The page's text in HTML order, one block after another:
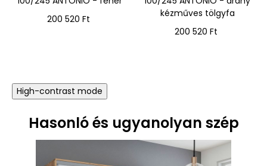
Ár
200 520 Ft
kézműves tölgyfa
Ár
200 520 Ft
High-contrast mode
Hasonló és ugyanolyan szép